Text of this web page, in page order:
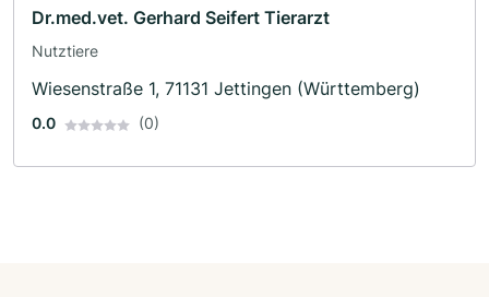
Dr.med.vet. Gerhard Seifert Tierarzt
Nutztiere
Wiesenstraße 1, 71131 Jettingen (Württemberg)
0.0 (0)